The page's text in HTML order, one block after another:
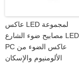
عاكس LED لمجموعة
مصابيح ضوء الشارع LED
PC عاكس الضوء من
الألومنيوم والإسكان